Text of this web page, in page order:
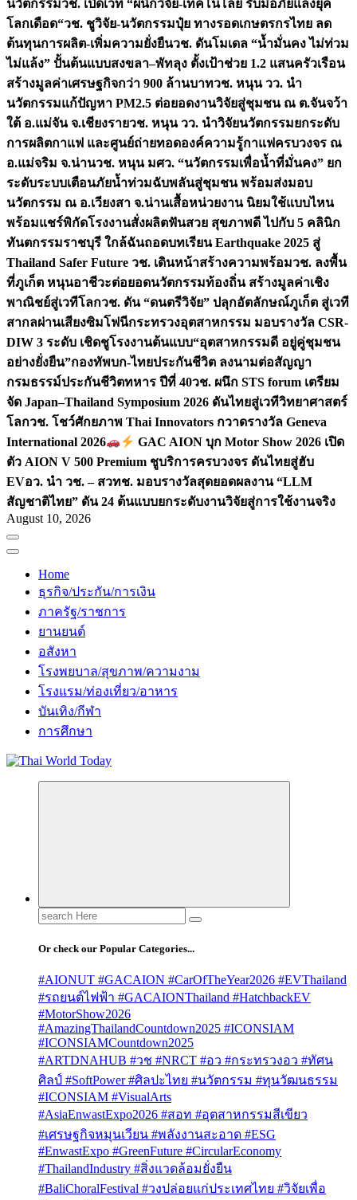
นวัตกรรมวช. เปิดเวที “ผนึกวิจัย-เทคโนโลยี รับมือภัยแล้งยุค
โลกเดือด“วช. ชูวิจัย-นวัตกรรมปุ๋ย ทางรอดเกษตรกรไทย ลด
ต้นทุนการผลิต-เพิ่มความยั่งยืนวช. ดันโมเดล “น้ำมั่นคง ไม่ท่วม
ไม่แล้ง” ปั้นต้นแบบสงขลา–พัทลุง ตั้งเป้าช่วย 1.2 แสนครัวเรือน
สร้างมูลค่าเศรษฐกิจกว่า 900 ล้านบาทวช. หนุน วว. นำ
นวัตกรรมแก้ปัญหา PM2.5 ต่อยอดงานวิจัยสู่ชุมชน ณ ต.จันจว้า
ใต้ อ.แม่จัน จ.เชียงรายวช. หนุน วว. นำวิจัยนวัตกรรมยกระดับ
การผลิตกาแฟ และศูนย์ถ่ายทอดองค์ความรู้กาแฟครบวงจร ณ
อ.แม่จริม จ.น่านวช. หนุน มศว. “นวัตกรรมเพื่อน้ำที่มั่นคง” ยก
ระดับระบบเตือนภัยน้ำท่วมฉับพลันสู่ชุมชน พร้อมส่งมอบ
นวัตกรรม ณ อ.เวียงสา จ.น่านเสื้อหน่วยงาน นิยมใช้แบบไหน
พร้อมแชร์พิกัดโรงงานสั่งผลิตฟันสวย สุขภาพดี ไปกับ 5 คลินิก
ทันตกรรมราชบุรี ใกล้ฉันถอดบทเรียน Earthquake 2025 สู่
Thailand Safer Future วช. เดินหน้าสร้างความพร้อมวช. ลงพื้น
ที่ภูเก็ต หนุนอาชีวะต่อยอดนวัตกรรมท้องถิ่น สร้างมูลค่าเชิง
พาณิชย์สู่เวทีโลกวช. ดัน “ดนตรีวิจัย” ปลุกอัตลักษณ์ภูเก็ต สู่เวที
สากลผ่านเสียงซิมโฟนีกระทรวงอุตสาหกรรม มอบรางวัล CSR-
DIW 3 ระดับ เชิดชูโรงงานต้นแบบ“อุตสาหกรรมดี อยู่คู่ชุมชน
อย่างยั่งยืน”กองทัพบก-ไทยประกันชีวิต ลงนามต่อสัญญา
กรมธรรม์ประกันชีวิตทหาร ปีที่ 40วช. ผนึก STS forum เตรียม
จัด Japan–Thailand Symposium 2026 ดันไทยสู่เวทีวิทยาศาสตร์
โลกวช. โชว์ศักยภาพ Thai Innovators กวาดรางวัล Geneva
International 2026
GAC AION บุก Motor Show 2026 เปิด
ตัว AION V 500 Premium ชูบริการครบวงจร ดันไทยสู่ฮับ
EVอว. นำ วช. – สวทช. มอบรางวัลสุดยอดผลงาน “LLM
สัญชาติไทย” ดัน 24 ต้นแบบยกระดับงานวิจัยสู่การใช้งานจริง
August 10, 2026
Home
ธุรกิจ/ประกัน/การเงิน
ภาครัฐ/ราชการ
ยานยนต์
อสังหา
โรงพยบาล/สุขภาพ/ความงาม
โรงแรม/ท่องเที่ยว/อาหาร
บันเทิง/กีฬา
การศึกษา
Search
for:
Or check our Popular Categories...
#AIONUT #GACAION #CarOfTheYear2026 #EVThailand
#รถยนต์ไฟฟ้า #GACAIONThailand #HatchbackEV
#MotorShow2026
#AmazingThailandCountdown2025 #ICONSIAM
#ICONSIAMCountdown2025
#ARTDNAHUB #วช #NRCT #อว #กระทรวงอว #ทัศน
ศิลป์ #SoftPower #ศิลปะไทย #นวัตกรรม #ทุนวัฒนธรรม
#ICONSIAM #VisualArts
#AsiaEnwastExpo2026 #สอท #อุตสาหกรรมสีเขียว
#เศรษฐกิจหมุนเวียน #พลังงานสะอาด #ESG
#EnwastExpo #GreenFuture #CircularEconomy
#ThailandIndustry #สิ่งแวดล้อมยั่งยืน
#BaliChoralFestival #วงปล่อยแก่ประเทศไทย #วิจัยเพื่อ